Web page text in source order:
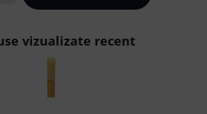
vizualizate recent